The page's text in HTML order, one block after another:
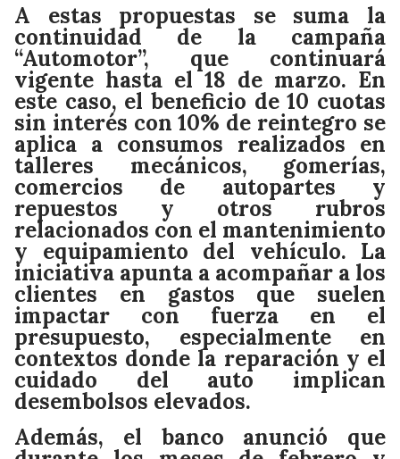
A estas propuestas se suma la
continuidad de la campaña
“Automotor”, que continuará
vigente hasta el 18 de marzo. En
este caso, el beneficio de 10 cuotas
sin interés con 10% de reintegro se
aplica a consumos realizados en
talleres mecánicos, gomerías,
comercios de autopartes y
repuestos y otros rubros
relacionados con el mantenimiento
y equipamiento del vehículo. La
iniciativa apunta a acompañar a los
clientes en gastos que suelen
impactar con fuerza en el
presupuesto, especialmente en
contextos donde la reparación y el
cuidado del auto implican
desembolsos elevados.
Además, el banco anunció que